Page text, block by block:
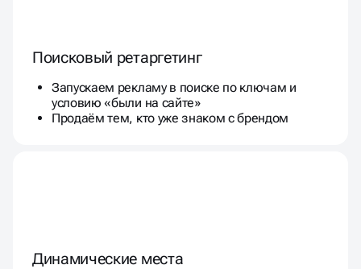
Поисковый ретаргетинг
Запускаем рекламу в поиске по ключам и
условию «были на сайте»
Продаём тем, кто уже знаком с брендом
Динамические места